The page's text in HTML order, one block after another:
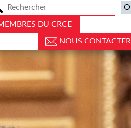
DU CRCE
NOUS CONTACTER